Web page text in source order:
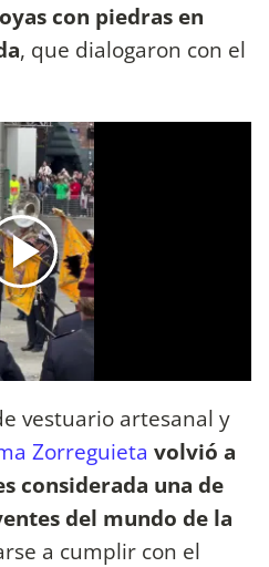
con piedras en
, que dialogaron con el
vestuario artesanal y
Zorreguieta volvió a
considerada una de
del mundo de la
a cumplir con el